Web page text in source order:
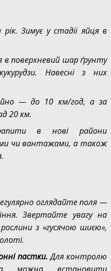
Зимує у стадії яйця в
в поверхневий шар ґрунту
Навесні з них
— до 10 км/год, а за
20 км.
в нові райони
чи вантажами, а також
оглядайте поля —
Звертайте увагу на
з «гусячою шиєю»,
пастки.Для контролю
можна встановити